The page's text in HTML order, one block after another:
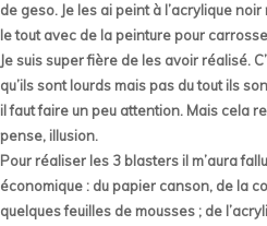
de geso. Je les ai peint à l’acrylique
le tout avec de la peinture pour
Je suis super fière de les avoir réalisé.
qu’ils sont lourds mais pas du tout ils
il faut faire un peu attention. Mais cela
pense, illusion.
Pour réaliser les 3 blasters il m’aura
économique : du papier canson, de la
quelques feuilles de mousses ; de